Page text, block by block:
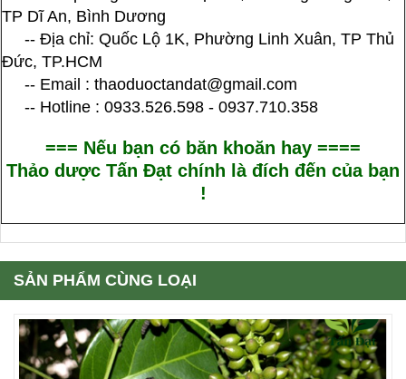
TP Dĩ An, Bình Dương
-- Địa chỉ: Quốc Lộ 1K, Phường Linh Xuân, TP Thủ
Đức, TP.HCM
-- Email : thaoduoctandat@gmail.com
-- Hotline : 0933.526.598 - 0937.710.358
=== Nếu bạn có băn khoăn hay ====
Thảo dược Tấn Đạt chính là đích đến của bạn
!
SẢN PHẨM CÙNG LOẠI